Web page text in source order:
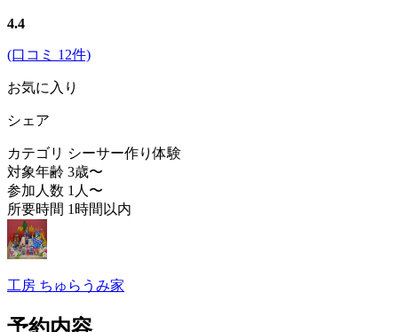
4.4
(口コミ 12件)
お気に入り
シェア
カテゴリ シーサー作り体験
対象年齢 3歳〜
参加人数 1人〜
所要時間 1時間以内
工房 ちゅらうみ家
予約内容